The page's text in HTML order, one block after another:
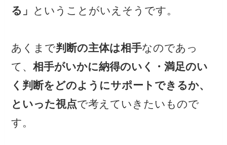
る」
ということがいえそうです。
あくまで判断の主体は相手なのであっ
て、相手がいかに納得のいく・満足のい
く判断をどのようにサポートできるか、
といった視点で考えていきたいもので
す。